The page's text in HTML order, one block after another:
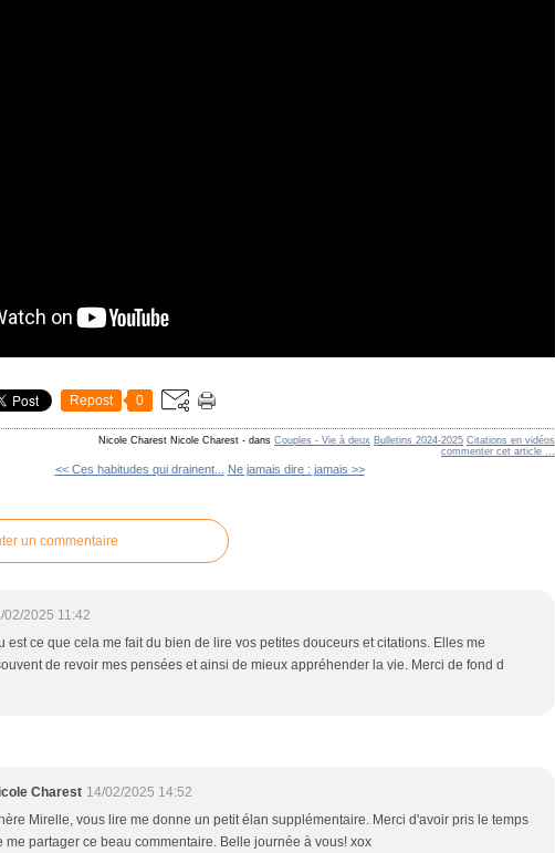
Repost 0
Nicole Charest Nicole Charest - dans Couples - Vie à deux Bulletins 2024-2025 Citations en vidéos
commenter cet article …
<< Ces habitudes qui drainent... Ne jamais dire : jamais >>
un commentaire
02/2025 11:42
est ce que cela me fait du bien de lire vos petites douceurs et citations. Elles me
de revoir mes pensées et ainsi de mieux appréhender la vie. Merci de fond d
Charest 14/02/2025 14:52
Mirelle, vous lire me donne un petit élan supplémentaire. Merci d'avoir pris le temps
me partager ce beau commentaire. Belle journée à vous! xox